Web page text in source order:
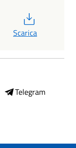
Scarica
Telegram